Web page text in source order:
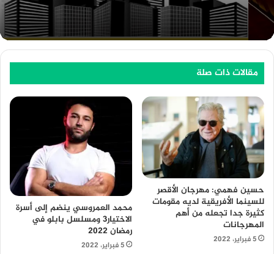
مقالات ذات صلة
حسين فهمي: مهرجان الأقصر
للسينما الأفريقية لديه مقومات
كثيرة جدا تجعله من أهم
المهرجانات
5 فبراير، 2022
محمد العمروسي ينضم إلى أسرة
الاختيار3 ومسلسل بابلو في
رمضان 2022
5 فبراير، 2022